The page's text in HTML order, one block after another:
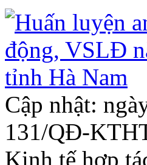
Cập nhật:
131/QĐ-
Kinh tế hợp